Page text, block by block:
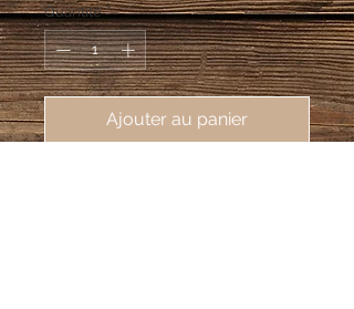
Quantité *
Ajouter au panier